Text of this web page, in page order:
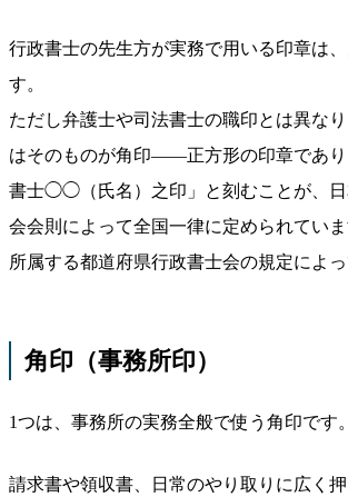
行政書士の先生方が実務で用いる印章は
す。
ただし弁護士や司法書士の職印とは異な
はそのものが角印——正方形の印章であり
書士◯◯（氏名）之印」と刻むことが、日
会会則によって全国一律に定められていま
所属する都道府県行政書士会の規定によっ
角印（事務所印）
1つは、事務所の実務全般で使う角印です。
請求書や領収書、日常のやり取りに広く押